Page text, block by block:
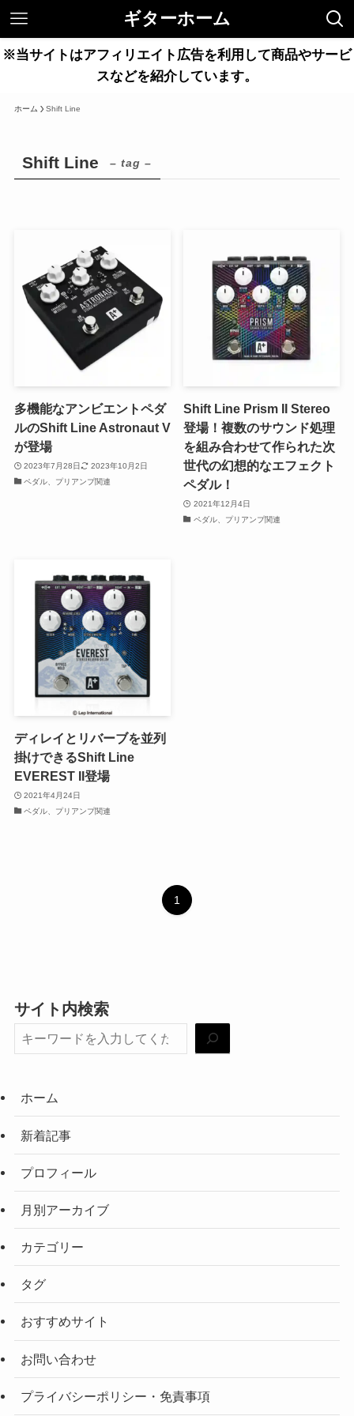
ギターホーム
※当サイトはアフィリエイト広告を利用して商品やサービ
スなどを紹介しています。
ホーム Shift Line
Shift Line – tag –
多機能なアンビエントペダ
ルのShift Line Astronaut V
が登場
2023年7月28日
2023年10月2日
ペダル、プリアンプ関連
Shift Line Prism II Stereo
登場！複数のサウンド処理
を組み合わせて作られた次
世代の幻想的なエフェクト
ペダル！
2021年12月4日
ペダル、プリアンプ関連
ディレイとリバーブを並列
掛けできるShift Line
EVEREST II登場
2021年4月24日
ペダル、プリアンプ関連
1
サイト内検索
ホーム
新着記事
プロフィール
月別アーカイブ
カテゴリー
タグ
おすすめサイト
お問い合わせ
プライバシーポリシー・免責事項